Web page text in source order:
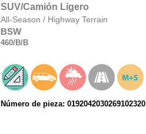
SUV/Camión Ligero
All-Season / Highway Terrain
BSW
460/B/B
Número de pieza: 0192042030269102320